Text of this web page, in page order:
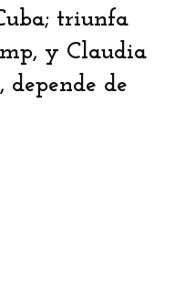
triunfa
y Claudia
depende de